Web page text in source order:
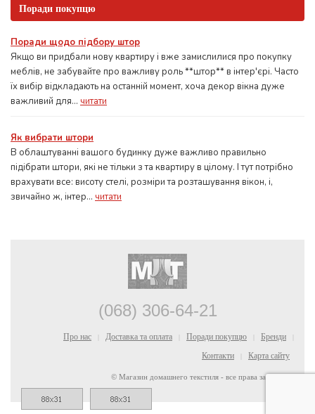
Поради покупцю
Поради щодо підбору штор
Якщо ви придбали нову квартиру і вже замислилися про покупку
меблів, не забувайте про важливу роль **штор** в інтер'єрі. Часто
їх вибір відкладають на останній момент, хоча декор вікна дуже
важливий для... читати
Як вибрати штори
В облаштуванні вашого будинку дуже важливо правильно
підібрати штори, які не тільки з та квартиру в цілому. І тут потрібно
врахувати все: висоту стелі, розміри та розташування вікон, і,
звичайно ж, інтер... читати
(068) 306-64-21
Про нас Доставка та оплата Поради покупцю Бренди
Контакти Карта сайту
© Магазин домашнего текстиля - все права защищены